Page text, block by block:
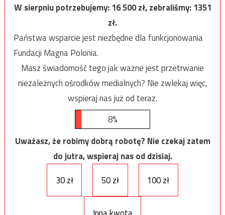
W sierpniu potrzebujemy:16 500zł, zebraliśmy:1351
zł.
Państwa wsparcie jest niezbędne dla funkcjonowania
Fundacji Magna Polonia.
Masz świadomość tego jak ważne jest przetrwanie
niezależnych ośrodków medialnych? Nie zwlekaj więc,
wspieraj nas już od teraz.
8%
Uważasz, że robimy dobrą robotę? Nie czekaj zatem
do jutra, wspieraj nas od dzisiaj.
30 zł
50 zł 100 zł